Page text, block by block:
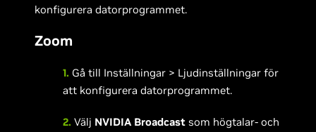
konfigurera datorprogrammet.
Zoom
1. Gå till Inställningar > Ljudinställningar för
att konfigurera datorprogrammet.
2.Välj NVIDIA Broadcast som högtalar- och